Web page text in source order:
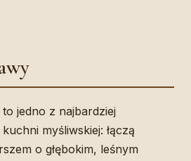
to jedno z najbardziej
myśliwskiej: łączą
o głębokim, leśnym